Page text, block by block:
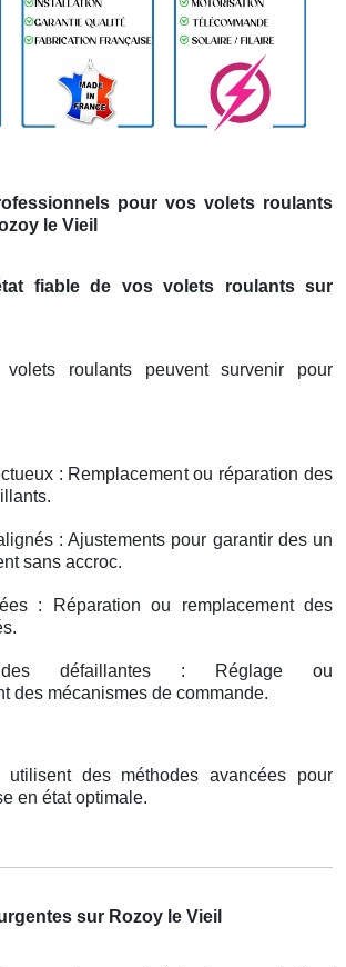
pour vos volets roulants
le Vieil
fiable de vos volets roulants sur
roulants peuvent survenir pour
: Remplacement ou réparation des
: Ajustements pour garantir des un
sans accroc.
: Réparation ou remplacement des
défaillantes : Réglage ou
des mécanismes de commande.
utilisent des méthodes avancées pour
en état optimale.
sur Rozoy le Vieil